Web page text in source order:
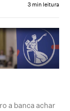
3 min leitura
a banca achar